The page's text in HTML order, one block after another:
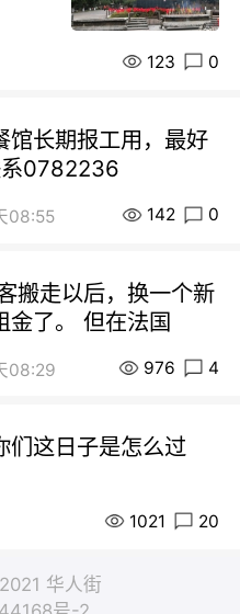
123 0
馆长期报工用，最好
0782236
08:55 142 0
搬走以后，换一个新
金了。 但在法国
08:29 976 4
们这日子是怎么过
1021 20
华人街